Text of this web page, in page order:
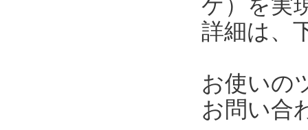
ケ）を実
詳細は、
お使いの
お問い合